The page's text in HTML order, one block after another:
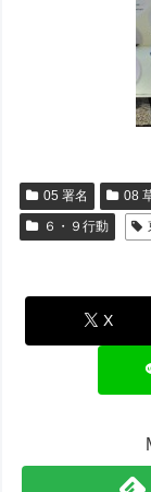
05 署名 08
６・９行動
X